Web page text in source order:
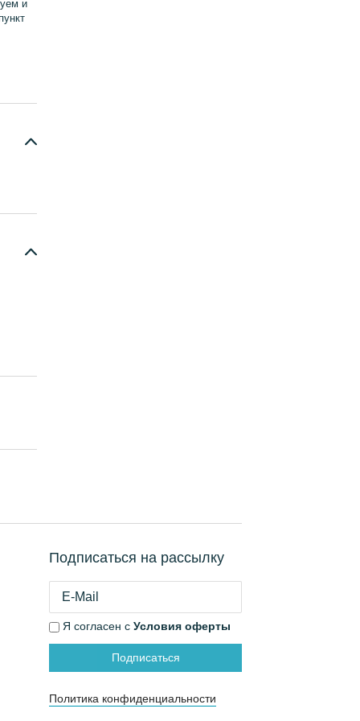
и
Подписаться на рассылку
Я согласен с Условия оферты
Подписаться
Политика конфиденциальности